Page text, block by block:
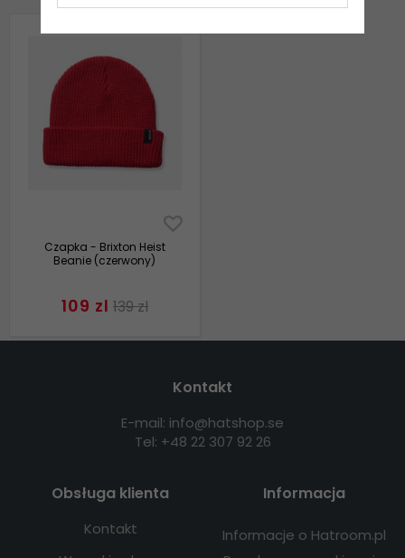
Czapka - Brixton Heist
Beanie (czerwony)
109 zl 139 zl
Kontakt
E-mail: info@hatshop.se
Tel: +48 22 307 92 26
Obsługa klienta
Kontakt
Informacja
Informacje o Hatroom.pl